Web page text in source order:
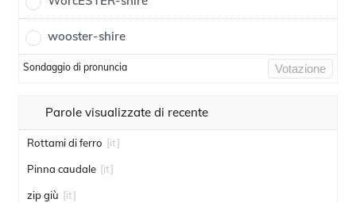
wooster-shire
Sondaggio di pronuncia Votazione
Parole visualizzate di recente
Rottami di ferro [it]
Pinna caudale [it]
zip giù [it]